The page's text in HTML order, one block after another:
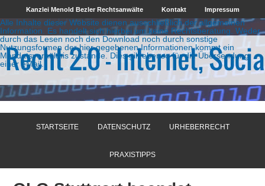
Kanzlei Menold Bezler Rechtsanwälte Kontakt Impressum
Alle Inhalte dieser Website dienen ausschließlich der allgemeinen
Information. Es handelt sich hierbei um keine Rechtsberatung. Weder
durch das Lesen noch den Download noch durch sonstige
Nutzungsformen der hier gegebenen Informationen kommt ein
Mandatsverhältnis zustande. Dies gilt ebenso für die Übersendung
einer eMail.
STARTSEITE DATENSCHUTZ URHEBERRECHT
PRAXISTIPPS